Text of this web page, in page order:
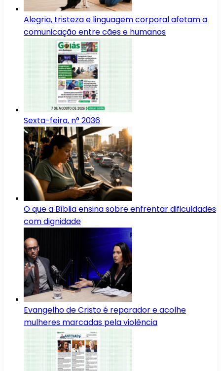
Alegria, tristeza e linguagem corporal afetam a
comunicação entre cães e humanos
Sexta-feira, n° 2036
O que a Bíblia ensina sobre enfrentar dificuldades
com dignidade
Evangelho de Cristo é reparador e acolhe
mulheres marcadas pela violência